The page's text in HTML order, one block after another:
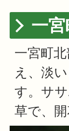
一
一宮町
え、淡
す。サ
草で、